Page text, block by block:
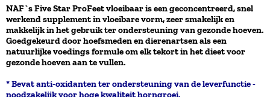
NAF`s Five Star ProFeet vloeibaar is een geconcentreerd, snel
werkend supplement in vloeibare vorm, zeer smakelijk en
makkelijk in het gebruik ter ondersteuning van gezonde hoeven.
Goedgekeurd door hoefsmeden en dierenartsen als een
natuurlijke voedings formule om elk tekort in het dieet voor
gezonde hoeven aan te vullen.
* Bevat anti-oxidanten ter ondersteuning van de leverfunctie -
noodzakelijk voor hoge kwaliteit horngroei.